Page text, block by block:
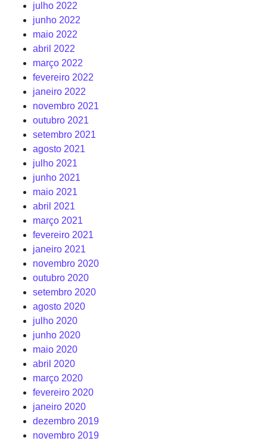
julho 2022
junho 2022
maio 2022
abril 2022
março 2022
fevereiro 2022
janeiro 2022
novembro 2021
outubro 2021
setembro 2021
agosto 2021
julho 2021
junho 2021
maio 2021
abril 2021
março 2021
fevereiro 2021
janeiro 2021
novembro 2020
outubro 2020
setembro 2020
agosto 2020
julho 2020
junho 2020
maio 2020
abril 2020
março 2020
fevereiro 2020
janeiro 2020
dezembro 2019
novembro 2019